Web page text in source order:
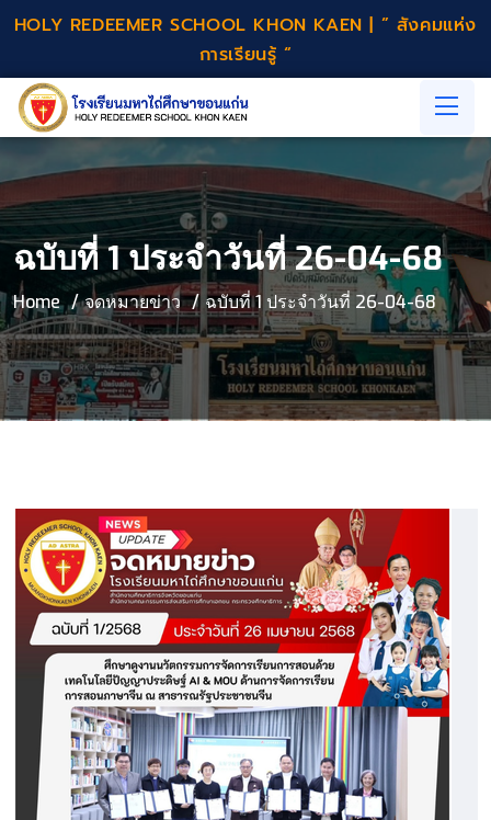
HOLY REDEEMER SCHOOL KHON KAEN | ” สังคมแห่ง
การเรียนรู้ “
ฉบับที่ 1 ประจำวันที่ 26-04-68
Home จดหมายข่าว ฉบับที่ 1 ประจำวันที่ 26-04-68